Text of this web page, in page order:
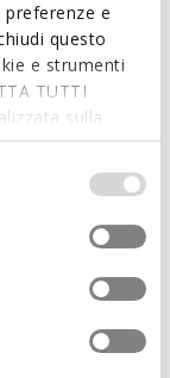
e
questo
e strumenti
TUTTI
sulla
cookies ed
Per maggiori
momento le
Shock System